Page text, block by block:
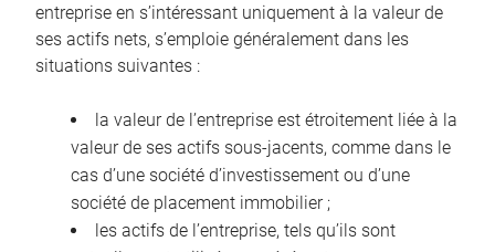
entreprise en s’intéressant uniquement à la valeur de
ses actifs nets, s’emploie généralement dans les
situations suivantes :
la valeur de l’entreprise est étroitement liée à la
valeur de ses actifs sous-jacents, comme dans le
cas d’une société d’investissement ou d’une
société de placement immobilier ;
les actifs de l’entreprise, tels qu’ils sont